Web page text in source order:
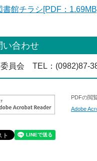
書館チラシ[PDF：1.69MB]
い合わせ
員会 TEL ：(0982)87-
PDFの閲
Adobe